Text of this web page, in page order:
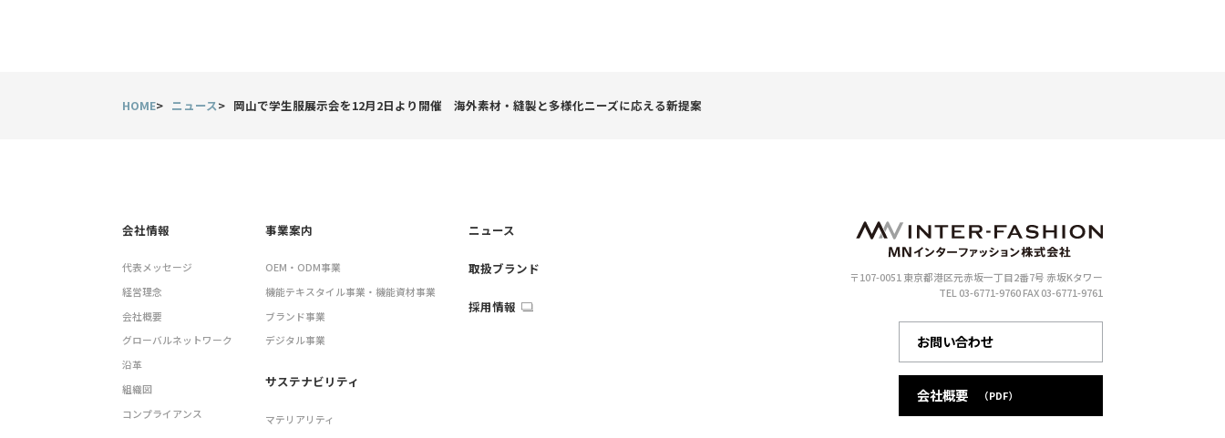
HOME ニュース 岡山で学生服展示会を12月2日より開催 海外素材・縫製と多様化ニーズに応える新提案
会社情報
代表メッセージ
経営理念
会社概要
グローバルネットワーク
沿革
組織図
コンプライアンス
事業案内
OEM・ODM事業
機能テキスタイル事業・機能資材事業
ブランド事業
デジタル事業
サステナビリティ
マテリアリティ
ニュース
取扱ブランド
採用情報
〒107-0051 東京都港区元赤坂一丁目2番7号 赤坂Kタワー
TEL 03-6771-9760 FAX 03-6771-9761
お問い合わせ
会社概要 （PDF）